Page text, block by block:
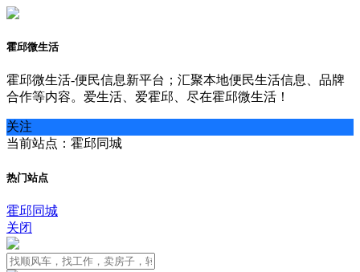
霍邱微生活
霍邱微生活-便民信息新平台；汇聚本地便民生活信息、品牌
合作等内容。爱生活、爱霍邱、尽在霍邱微生活！
关注
当前站点：霍邱同城
热门站点
霍邱同城
关闭